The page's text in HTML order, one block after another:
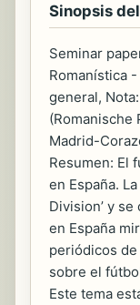
Sinopsis
Seminar
Romanística
general,
(Romanische
Madrid-
Resumen: El
en España.
Division’ y
en España
periódicos
sobre el
Este tema